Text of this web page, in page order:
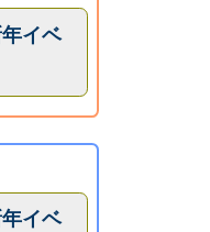
イベ
イベ